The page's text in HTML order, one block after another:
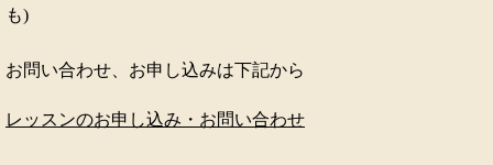
も)
お問い合わせ、お申し込みは下記から
レッスンのお申し込み・お問い合わせ